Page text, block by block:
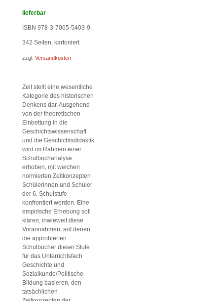
lieferbar
ISBN 978-3-7065-5403-9
342 Seiten, kartoniert
zzgl. Versandkosten
Zeit stellt eine wesentliche
Kategorie des historischen
Denkens dar. Ausgehend
von der theoretischen
Einbettung in die
Geschichtswissenschaft
und die Geschichtsdidaktik
wird im Rahmen einer
Schulbuchanalyse
erhoben, mit welchen
normierten Zeitkonzepten
Schülerinnen und Schüler
der 6. Schulstufe
konfrontiert werden. Eine
empirische Erhebung soll
klären, inwieweit diese
Vorannahmen, auf denen
die approbierten
Schulbücher dieser Stufe
für das Unterrichtsfach
Geschichte und
Sozialkunde/Politische
Bildung basieren, den
tatsächlichen